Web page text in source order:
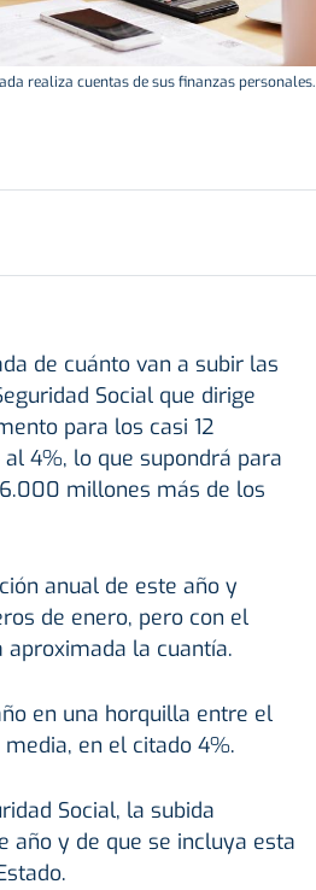
realiza cuentas de sus finanzas personales.
de cuánto van a subir las
Social que dirige
para los casi 12
4%, lo que supondrá para
millones más de los
anual de este año y
de enero, pero con el
aproximada la cuantía.
en una horquilla entre el
en el citado 4%.
Social, la subida
año y de que se incluya esta